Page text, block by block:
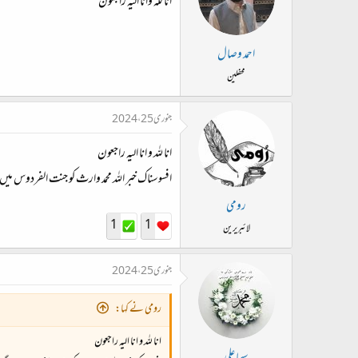
احمد وصال
محفلین
رومی
لائبریرین
جنوری 25، 2024
انا للہ و انا الیہ راجعون
افسوسناک خبر اللہ محمد وارث کو جنت الفردوس
1
1
جنوری 25، 2024
رومی نے کہا:
انا للہ و انا الیہ راجعون